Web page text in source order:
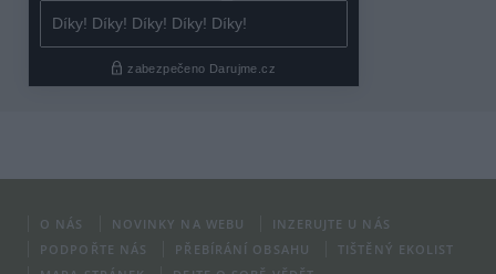
O NÁS NOVINKY NA WEBU
INZERUJTE U NÁS
PODPOŘTE NÁS
PŘEBÍRÁNÍ OBSAHU
TIŠTĚNÝ EKOLIST